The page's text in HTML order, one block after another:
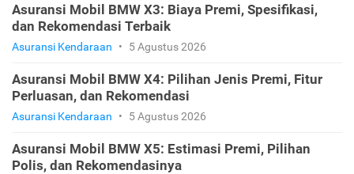
Asuransi Mobil BMW X3: Biaya Premi, Spesifikasi,
dan Rekomendasi Terbaik
Asuransi Kendaraan • 5 Agustus 2026
Asuransi Mobil BMW X4: Pilihan Jenis Premi, Fitur
Perluasan, dan Rekomendasi
Asuransi Kendaraan • 5 Agustus 2026
Asuransi Mobil BMW X5: Estimasi Premi, Pilihan
Polis, dan Rekomendasinya